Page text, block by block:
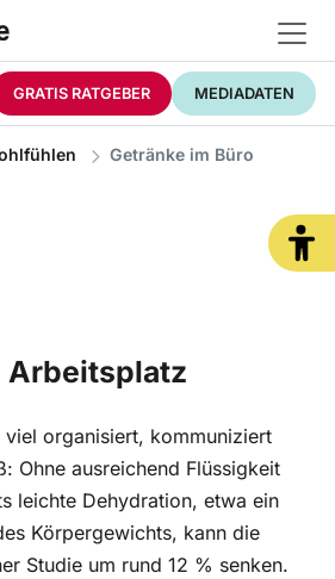
GRATIS RATGEBER MEDIADATEN
Getränke im Büro
Arbeitsplatz
organisiert, kommuniziert
Ohne ausreichend Flüssigkeit
leichte Dehydration, etwa ein
Körpergewichts, kann die
Studie um rund 12 % senken.